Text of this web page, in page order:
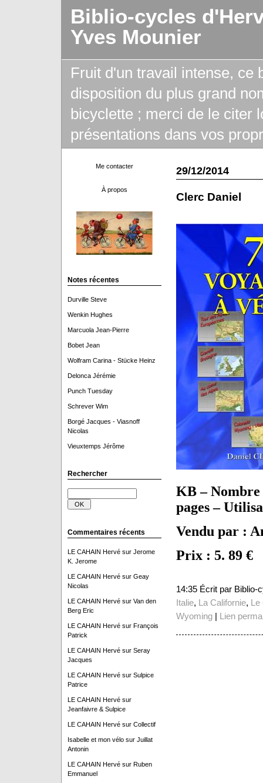
Biblio-cycles
Yves Mounier
Fruit d'un travail intense, ce
disposition du plus grand
bicyclette ; merci de le citer
présentations dans vos
Me contacter
À propos
Notes récentes
Durville Steve
Wenkin Hughes
Marcuola Jean-Pierre
Bobet Jean
Wolfram Carina - Stücke Heinz
Delonca Jérémie
Punch Tuesday
Schrever Wim
Borgé Jacques - Viasnoff
Nicolas
Vieuxtemps Jérôme
Rechercher
Commentaires récents
LE CAHAIN Hervésur Jerome
K. Jerome
LE CAHAIN Hervésur Geay
Nicolas
LE CAHAIN Hervésur Van den
Berg Eric
LE CAHAIN Hervésur François
Patrick
LE CAHAIN Hervésur Seray
Jacques
LE CAHAIN Hervésur Sulpice
Patrice
LE CAHAIN Hervésur
Jeanfaivre & Sulpice
LE CAHAIN Hervésur Collectif
Isabelle et mon vélosur Juillat
Antonin
LE CAHAIN Hervésur Ruben
Emmanuel
29/12/2014
Clerc Daniel
KB – Nombre
pages –
Vendu par :
Prix : 5. 89 €
14:35 Écrit par Biblio-
Italie, La Californie, Le
Wyoming| Lien